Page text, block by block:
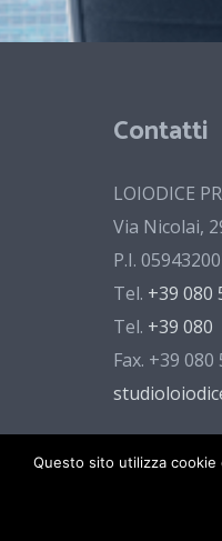
Contatti
LOIODICE
Via Nicolai,
P.I.
Tel. +39 080
Tel. +39 080
Fax. +39 080
Questo sito utilizza